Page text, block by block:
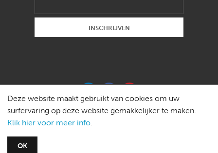
Deze website maakt gebruikt van cookies om uw
surfervaring op deze website gemakkelijker te maken.
Klik hier voor meer info.
OK